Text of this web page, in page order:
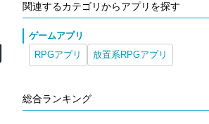
関連するカテゴリからアプリを探す
ゲームアプリ
RPGアプリ
放置系RPGアプリ
総合ランキング